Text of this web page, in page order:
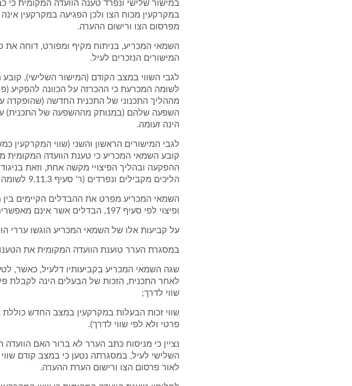
במישור שלישי ונפרד טענה הוועדה המקומית כי
במקרקעין מכוח הצו ולכן הפגיעה במקרקעין
מפרסום הצו ורישום ההערה.
השמאי המכריע, בניתוח מקיף ומפורט, דוחה את
המישורים הנזכרים לעיל.
לשומה המכרעת כי ההכרזה על הכוונה להפקיע
מההליך התכנוני של התכנית החדשה (שהופקדה
השפעה שלהם (במנותק מההשפעה של התכנית)
הינה זעומה.
לגבי המישורים הראשון והשני (שווי המקרקעין
קובע השמאי המכריע כי טענת הוועדה
ההפקעה ובהליך הפיצויי מקשה אחת, וזאת
הליכים מקבילים ונפרדים (ר' סעיף 9.11.3 לשומה המכרעת).
השמאי המכריע מפרט את ההבדלים הקיימים בין
ופיצוי לפי סעיף 197, הבדלים אשר אינם מאפשרים לראות בהן מקשה אחת.
על קביעות אלו של השמאי המכריע הוגשו עררי
במסגרת הערר טוענת הוועדה המקומית את
שגה השמאי המכריע בקביעותיו דלעיל, כאשר,
לאחר התכנית, הזכות של הבעלים הינה לקבלת
שווי לדרך;
שווי זכות הבעלות במקרקעין במצב החדש כוללת
פרטי ולא לפי שווי לדרך).
נציין כי מניסוח כתב הערר לא ברור האם
השלישי לעיל, במסגרתה נטען כי במצב קודם
לאור פרסום הצו ורישום הערת ההערה.